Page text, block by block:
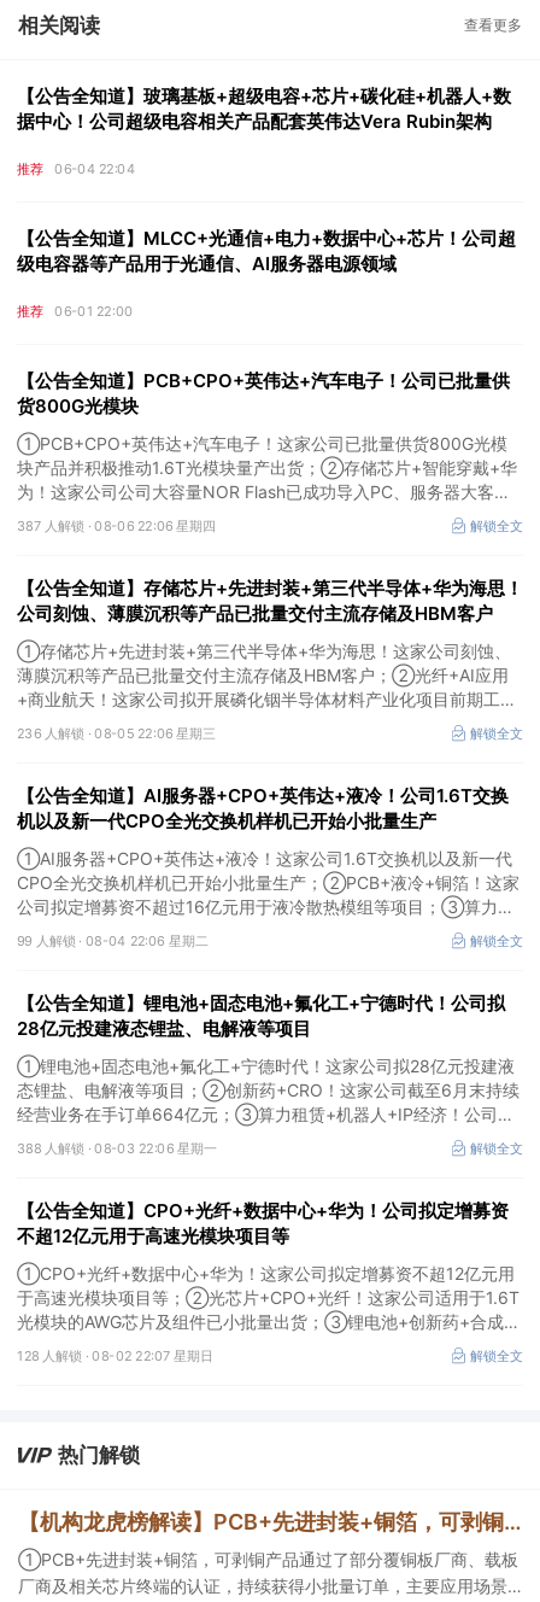
相关阅读 查看更多
【公告全知道】玻璃基板+超级电容+芯片+碳化硅+机器人+数
据中心！公司超级电容相关产品配套英伟达Vera Rubin架构
推荐 06-04 22:04
【公告全知道】MLCC+光通信+电力+数据中心+芯片！公司超
级电容器等产品用于光通信、AI服务器电源领域
推荐 06-01 22:00
【公告全知道】PCB+CPO+英伟达+汽车电子！公司已批量供
货800G光模块
①PCB+CPO+英伟达+汽车电子！这家公司已批量供货800G光模
块产品并积极推动1.6T光模块量产出货；②存储芯片+智能穿戴+华
为！这家公司公司大容量NOR Flash已成功导入PC、服务器大客
户；③边缘计算+智慧灯杆！公司拟跨界布局固态存储标的。
387 人解锁 ·08-06 22:06 星期四 解锁全文
【公告全知道】存储芯片+先进封装+第三代半导体+华为海思！
公司刻蚀、薄膜沉积等产品已批量交付主流存储及HBM客户
①存储芯片+先进封装+第三代半导体+华为海思！这家公司刻蚀、
薄膜沉积等产品已批量交付主流存储及HBM客户；②光纤+AI应用
+商业航天！这家公司拟开展磷化铟半导体材料产业化项目前期工
作；③MLCC+光模块+商业航天+军工！公司拟定增募资不超3亿元
用于MLCC相关项目。
236 人解锁 ·08-05 22:06 星期三 解锁全文
【公告全知道】AI服务器+CPO+英伟达+液冷！公司1.6T交换
机以及新一代CPO全光交换机样机已开始小批量生产
①AI服务器+CPO+英伟达+液冷！这家公司1.6T交换机以及新一代
CPO全光交换机样机已开始小批量生产；②PCB+液冷+铜箔！这家
公司拟定增募资不超过16亿元用于液冷散热模组等项目；③算力
+云计算+华为鲲鹏！公司签署超46亿元算力服务合同。
99 人解锁 · 08-04 22:06 星期二 解锁全文
【公告全知道】锂电池+固态电池+氟化工+宁德时代！公司拟
28亿元投建液态锂盐、电解液等项目
①锂电池+固态电池+氟化工+宁德时代！这家公司拟28亿元投建液
态锂盐、电解液等项目；②创新药+CRO！这家公司截至6月末持续
经营业务在手订单664亿元；③算力租赁+机器人+IP经济！公司签
署32亿元算力服务合同。
388 人解锁 ·08-03 22:06 星期一 解锁全文
【公告全知道】CPO+光纤+数据中心+华为！公司拟定增募资
不超12亿元用于高速光模块项目等
①CPO+光纤+数据中心+华为！这家公司拟定增募资不超12亿元用
于高速光模块项目等；②光芯片+CPO+光纤！这家公司适用于1.6T
光模块的AWG芯片及组件已小批量出货；③锂电池+创新药+合成生
物！公司拟定增募资不超过7亿元以切入半导体供应链。
128 人解锁 ·08-02 22:07 星期日 解锁全文
热门解锁
【机构龙虎榜解读】PCB+先进封装+铜箔，可剥铜产品通过了部分覆铜板厂商、载板厂商及相关芯片终端的认证，持续获得小批量订单，主要应用场景包括芯片封装光模块用PCB，机构大额净买入这家公司
①PCB+先进封装+铜箔，可剥铜产品通过了部分覆铜板厂商、载板
厂商及相关芯片终端的认证，持续获得小批量订单，主要应用场景